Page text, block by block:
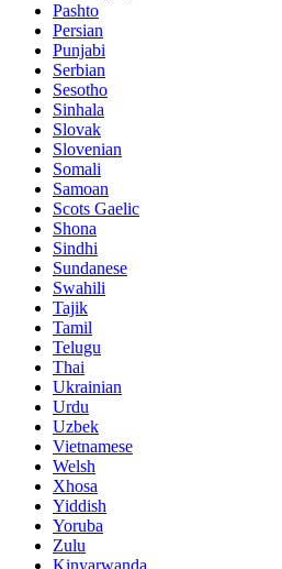
Pashto
Persian
Punjabi
Serbian
Sesotho
Sinhala
Slovak
Slovenian
Somali
Samoan
Scots Gaelic
Shona
Sindhi
Sundanese
Swahili
Tajik
Tamil
Telugu
Thai
Ukrainian
Urdu
Uzbek
Vietnamese
Welsh
Xhosa
Yiddish
Yoruba
Zulu
Kinyarwanda